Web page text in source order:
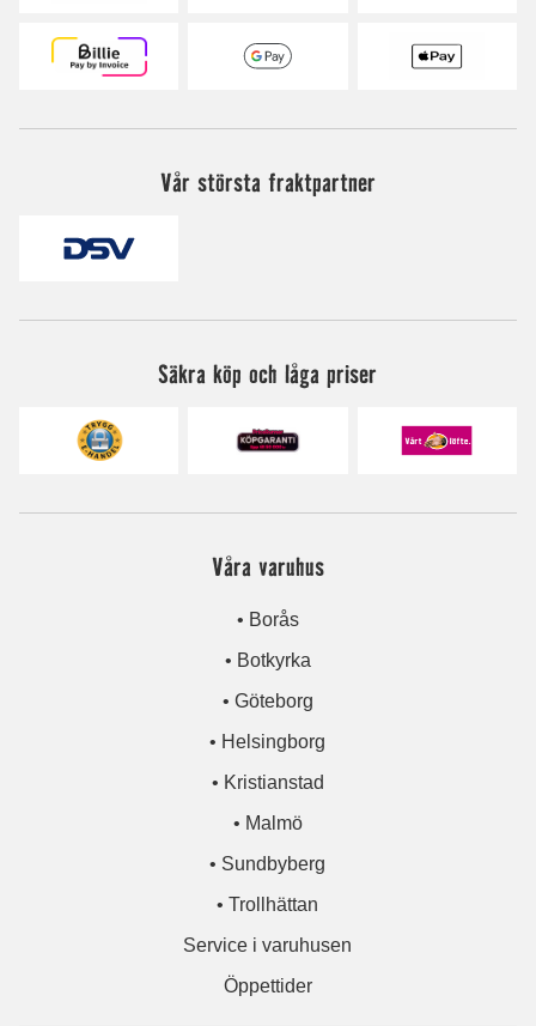
Vår största fraktpartner
Säkra köp och låga priser
Våra varuhus
• Borås
• Botkyrka
• Göteborg
• Helsingborg
• Kristianstad
• Malmö
• Sundbyberg
• Trollhättan
Service i varuhusen
Öppettider